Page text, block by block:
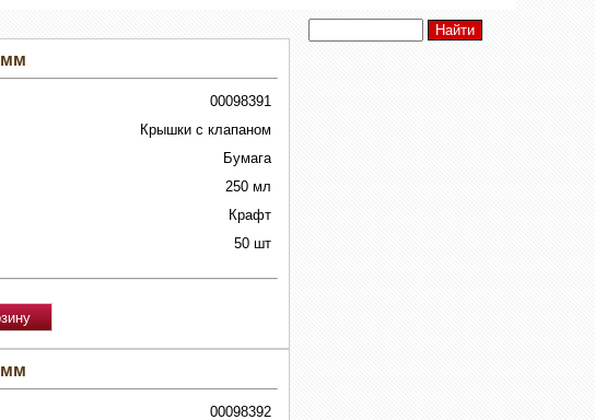
мм
00098391
Крышки с клапаном
Бумага
250 мл
Крафт
50 шт
мм
00098392